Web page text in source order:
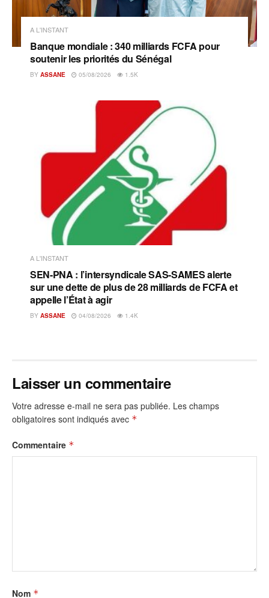
A L'INSTANT
Banque mondiale : 340 milliards FCFA pour
soutenir les priorités du Sénégal
BY ASSANE 05/08/2026 1.5K
A L'INSTANT
SEN-PNA : l’intersyndicale SAS-SAMES alerte
sur une dette de plus de 28 milliards de FCFA et
appelle l’État à agir
BY ASSANE 04/08/2026 1.4K
Laisser un commentaire
Votre adresse e-mail ne sera pas publiée. Les champs
obligatoires sont indiqués avec *
Commentaire *
Nom *